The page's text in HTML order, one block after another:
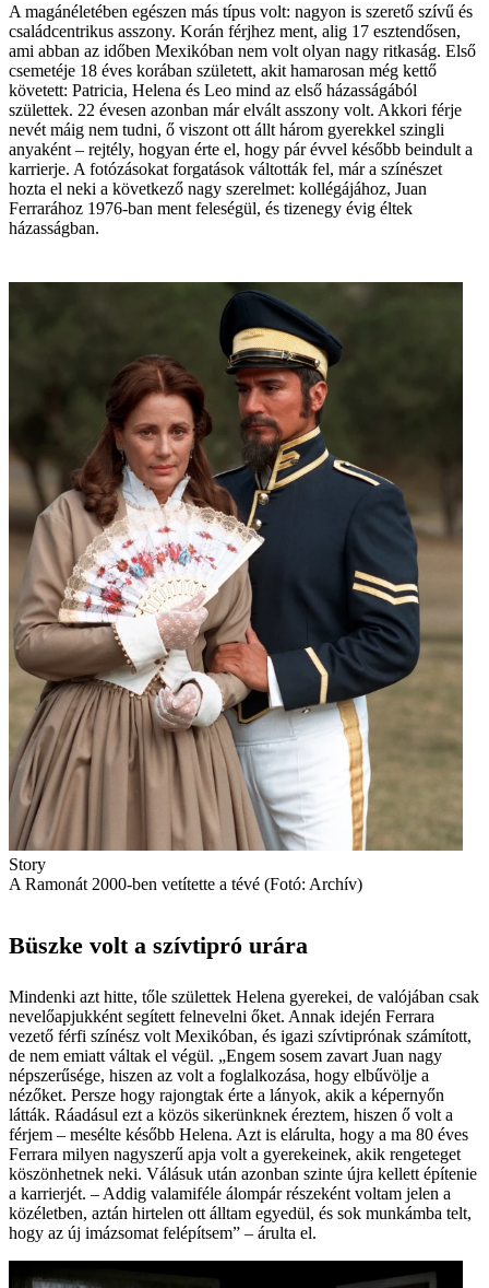
A magánéletében egészen más típus volt: nagyon is szerető szívű és
családcentrikus asszony. Korán férjhez ment, alig 17 esztendősen,
ami abban az időben Mexikóban nem volt olyan nagy ritkaság. Első
csemetéje 18 éves korában született, akit hamarosan még kettő
követett: Patricia, Helena és Leo mind az első házasságából
születtek. 22 évesen azonban már elvált asszony volt. Akkori férje
nevét máig nem tudni, ő viszont ott állt három gyerekkel szingli
anyaként – rejtély, hogyan érte el, hogy pár évvel később beindult a
karrierje. A fotózásokat forgatások váltották fel, már a színészet
hozta el neki a következő nagy szerelmet: kollégájához, Juan
Ferrarához 1976-ban ment feleségül, és tizenegy évig éltek
házasságban.
Story
A Ramonát 2000-ben vetítette a tévé (Fotó: Archív)
Büszke volt a szívtipró urára
Mindenki azt hitte, tőle születtek Helena gyerekei, de valójában csak
nevelőapjukként segített felnevelni őket. Annak idején Ferrara
vezető férfi színész volt Mexikóban, és igazi szívtiprónak számított,
de nem emiatt váltak el végül. „Engem sosem zavart Juan nagy
népszerűsége, hiszen az volt a foglalkozása, hogy elbűvölje a
nézőket. Persze hogy rajongtak érte a lányok, akik a képernyőn
látták. Ráadásul ezt a közös sikerünknek éreztem, hiszen ő volt a
férjem – mesélte később Helena. Azt is elárulta, hogy a ma 80 éves
Ferrara milyen nagyszerű apja volt a gyerekeinek, akik rengeteget
köszönhetnek neki. Válásuk után azonban szinte újra kellett építenie
a karrierjét. – Addig valamiféle álompár részeként voltam jelen a
közéletben, aztán hirtelen ott álltam egyedül, és sok munkámba telt,
hogy az új imázsomat felépítsem” – árulta el.